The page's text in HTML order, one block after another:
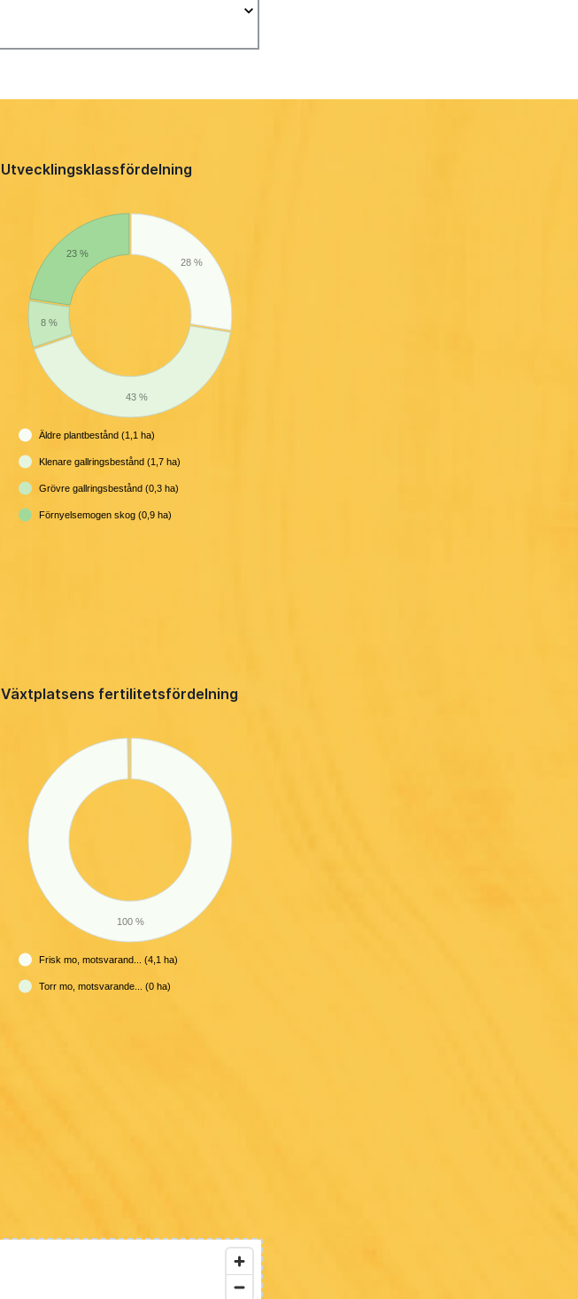
Utvecklingsklassfördelning
28 %
43 %
8 %
23 %
Äldre plantbestånd (1,1 ha)
Klenare gallringsbestånd (1,7 ha)
Grövre gallringsbestånd (0,3 ha)
Förnyelsemogen skog (0,9 ha)
Växtplatsens fertilitetsfördelning
100 %
Frisk mo, motsvarand... (4,1 ha)
Torr mo, motsvarande... (0 ha)